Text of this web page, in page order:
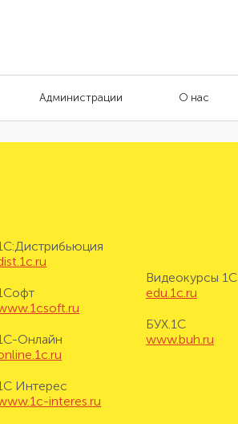
Администрации О нас
Онлайн
Интерес
interes.ru
Видеокурсы 1С
edu.1c.ru
БУХ.1С
www.buh.ru